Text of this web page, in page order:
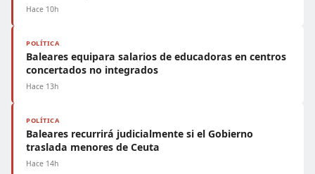
Hace 10h
POLÍTICA
Baleares equipara salarios de educadoras en centros
concertados no integrados
Hace 13h
POLÍTICA
Baleares recurrirá judicialmente si el Gobierno
traslada menores de Ceuta
Hace 14h